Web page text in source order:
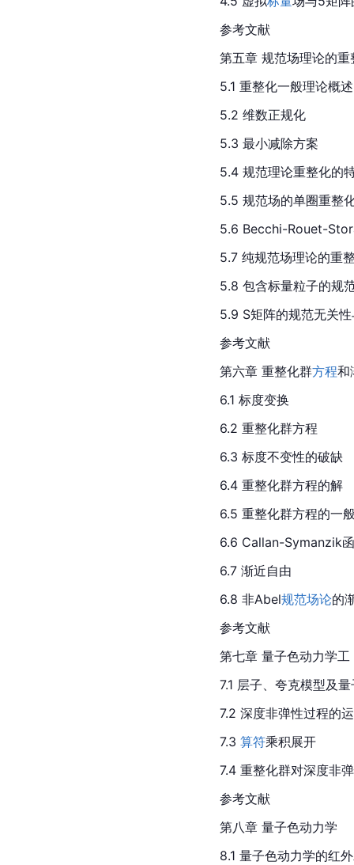
参考文献
第五章 规范场理论的重
5.1 重整化一般理论概述
5.2 维数正规化
5.3 最小减除方案
5.4 规范理论重整化的
5.5 规范场的单圈重整
5.6 Becchi-Rouet-
5.7 纯规范场理论的重
5.8 包含标量粒子的规
5.9 S矩阵的规范无关
参考文献
第六章 重整化群方程和
6.1 标度变换
6.2 重整化群方程
6.3 标度不变性的破缺
6.4 重整化群方程的解
6.5 重整化群方程的一
6.6 Callan-Symanzik
6.7 渐近自由
6.8 非Abel规范场论的
参考文献
第七章 量子色动力学工
7.1 层子、夸克模型及
7.2 深度非弹性过程的
7.3 算符乘积展开
7.4 重整化群对深度非
参考文献
第八章 量子色动力学
8.1 量子色动力学的红